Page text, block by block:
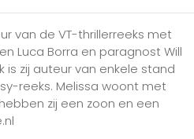
van de VT-thrillerreeks met
Luca Borra en paragnost Will
is zij auteur van enkele stand
reeks. Melissa woont met
zij een zoon en een